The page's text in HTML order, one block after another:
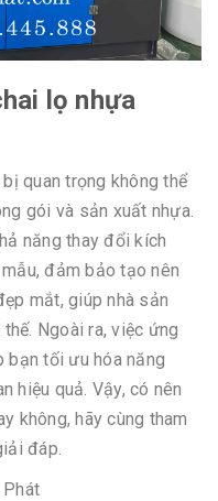
lọ nhựa
quan trọng không thể
gói và sản xuất nhựa.
năng thay đổi kích
đảm bảo tạo nên
mắt, giúp nhà sản
Ngoài ra, việc ứng
bạn tối ưu hóa năng
hiệu quả. Vậy, có nên
không, hãy cùng tham
đáp.